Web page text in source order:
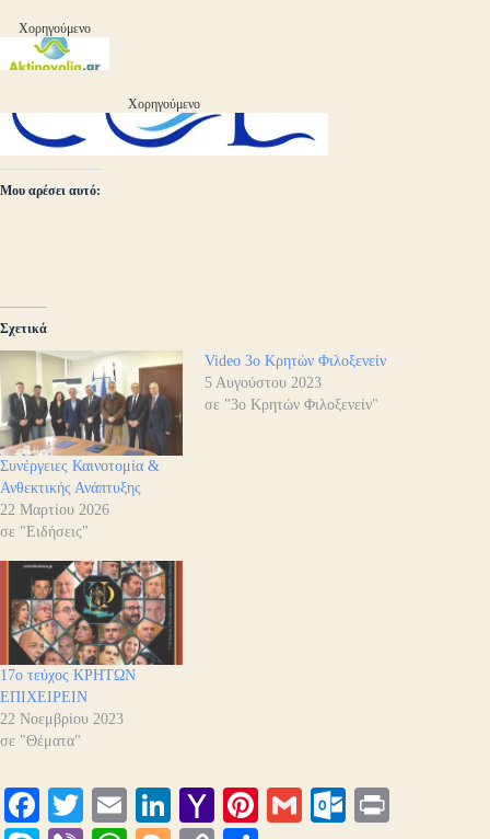
Χορηγούμενο
Χορηγούμενο
Μου αρέσει αυτό:
Σχετικά
Συνέργειες Καινοτομία &
Ανθεκτικής Ανάπτυξης
22 Μαρτίου 2026
σε "Ειδήσεις"
Video 3ο Κρητών Φιλοξενείν
5 Αυγούστου 2023
σε "3ο Κρητών Φιλοξενείν"
17ο τεύχος ΚΡΗΤΩΝ
ΕΠΙΧΕΙΡΕΙΝ
22 Νοεμβρίου 2023
σε "Θέματα"
Fa T
E
Li
Y
Pi
G
O